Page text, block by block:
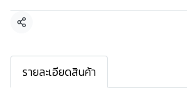
แชร์
รายละเอียดสินค้า